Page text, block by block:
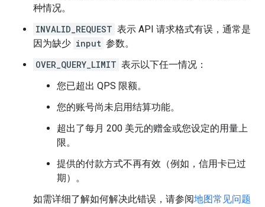
种情况。
INVALID_REQUEST 表示 API 请求格式有误，通常是
因为缺少 input 参数。
OVER_QUERY_LIMIT 表示以下任一情况：
您已超出 QPS 限额。
您的账号尚未启用结算功能。
超出了每月 200 美元的赠金或您设定的用量上
限。
提供的付款方式不再有效（例如，信用卡已过
期）。
如需详细了解如何解决此错误，请参阅地图常见问题